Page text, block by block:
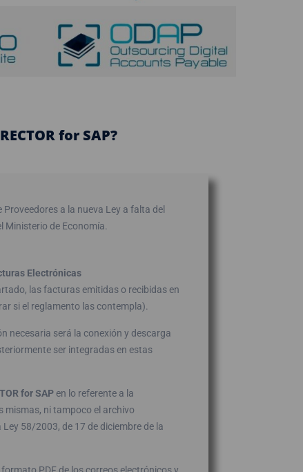
for SAP?
a la nueva Ley a falta del
Ministerio de Economía.
Electrónicas
las facturas emitidas o recibidas en
si el reglamento las contempla).
necesaria será la conexión y descarga
ser integradas en estas
forSAP en lo referente a la
mismas, ni tampoco el archivo
58/2003, de 17 de diciembre de la